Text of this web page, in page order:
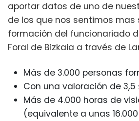
aportar datos de uno de
de los que nos sentimos mas
formación del funcionariado
Foral de Bizkaia a través de
Más de 3.000 personas
Con una valoración de 3,5
Más de 4.000 horas de
(equivalente a unas